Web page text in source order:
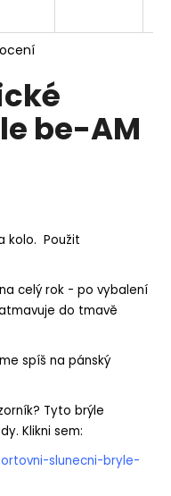
be-AM
kolo. Použit
celý rok - po vybalení
do tmavě
spíš na pánský
Tyto brýle
Klikni sem:
slunecni-bryle-